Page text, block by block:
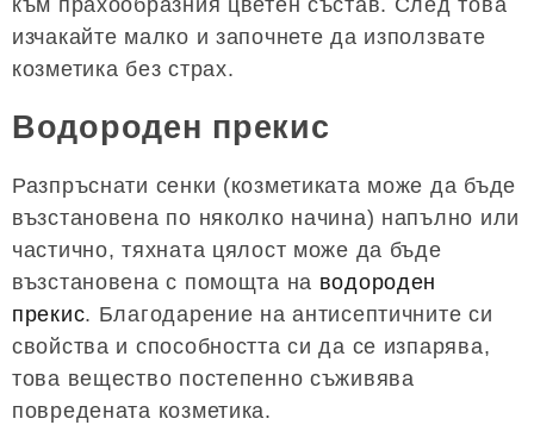
изчакайте малко и започнете да използвате
козметика без страх.
Водороден прекис
Разпръснати сенки (козметиката може да бъде
възстановена по няколко начина) напълно или
частично, тяхната цялост може да бъде
възстановена с помощта на водороден
прекис. Благодарение на антисептичните си
свойства и способността си да се изпарява,
това вещество постепенно съживява
повредената козметика.